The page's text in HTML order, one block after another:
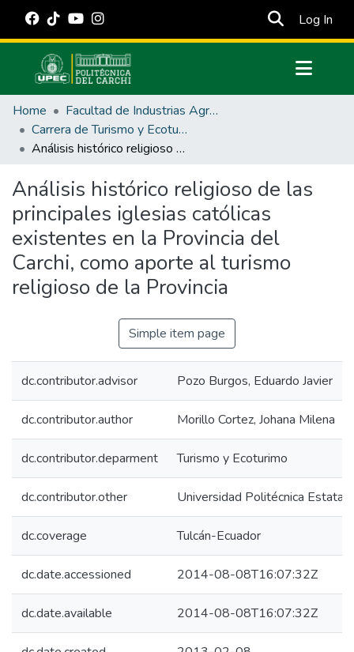
Log In
Communities & Collections
All of DSpace
Statistics
Estadísticas Externas
Manuales
Home
Facultad de Industrias Agropecuarias y Ciencias Ambientales
Carrera de Turismo y Ecoturimo
Análisis histórico religioso de las principales iglesias católicas existentes en la Provincia del Carchi, como aporte al turismo religioso de la Provincia
Análisis histórico religioso de las
principales iglesias católicas
existentes en la Provincia del
Carchi, como aporte al turismo
religioso de la Provincia
Simple item page
dc.contributor.advisor Pozo Burgos, Eduardo Javier
dc.contributor.author Morillo Cortez, Johana Milena
dc.contributor.deparment Turismo y Ecoturimo
dc.contributor.other Universidad Politécnica Estatal
dc.coverage Tulcán-Ecuador
dc.date.accessioned 2014-08-08T16:07:32Z
dc.date.available 2014-08-08T16:07:32Z